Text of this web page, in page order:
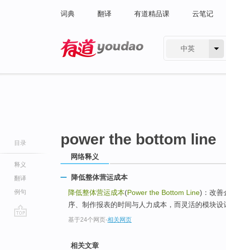
词典 翻译 有道精品课 云笔记
中英
目录
释义
翻译
例句
power the bottom line
网络释义
降低整体营运成本
降低整体营运成本(Power the Bottom Line)：改善
序、制作报表的时间与人力成本，而灵活的模块
基于24个网页-相关网页
相关文章